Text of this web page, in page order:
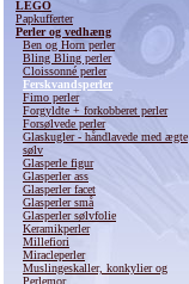
LEGO
Papkufferter
Perler og vedhæng
Ben og Horn perler
Bling Bling perler
Cloissonné perler
Ferskvandsperler
Fimo perler
Forgyldte + forkobberet perler
Forsølvede perler
Glaskugler - håndlavede med ægte
sølv
Glasperle figur
Glasperler ass
Glasperler facet
Glasperler små
Glasperler sølvfolie
Keramikperler
Millefiori
Miracleperler
Muslingeskaller, konkylier og
Perlemor